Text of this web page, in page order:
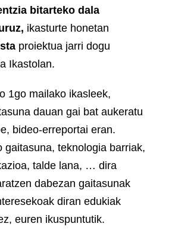
bitarteko dala
ikasturte honetan
proiektua jarri dogu
Ikastolan.
1go mailako ikasleek,
dauan gai bat aukeratu
bideo-erreportai eran.
gaitasuna, teknologia barriak,
talde lana, … dira
dabezan gaitasunak
diran edukiak
euren ikuspuntutik.